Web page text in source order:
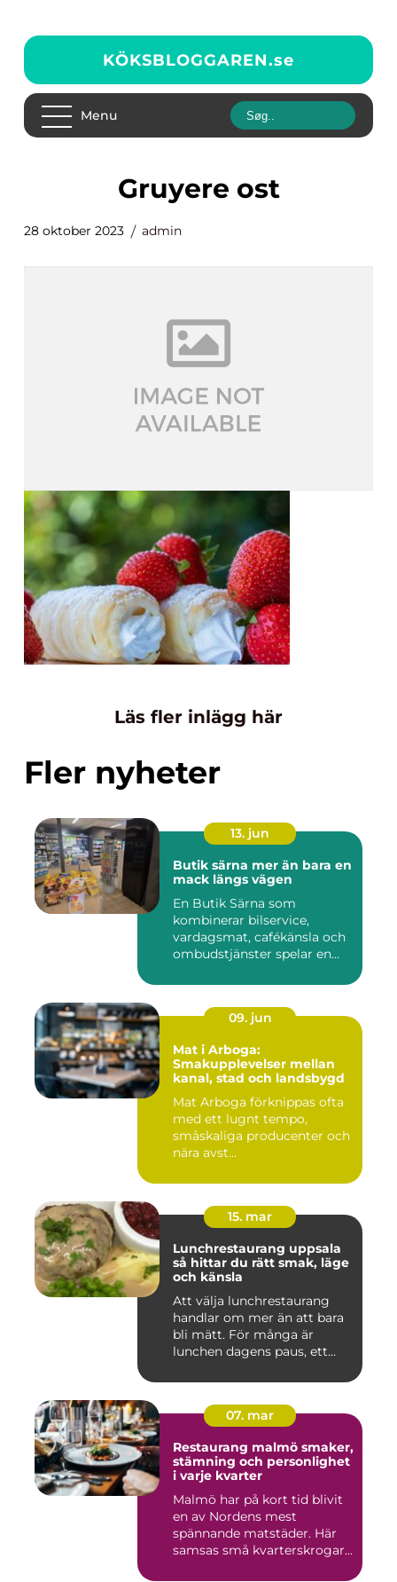
KÖKSBLOGGAREN.se
Menu
gruyere ost
28 oktober 2023 admin
Läs fler inlägg här
Fler nyheter
13. jun
Butik särna mer än bara en
mack längs vägen
En Butik Särna som
kombinerar bilservice,
vardagsmat, cafékänsla och
ombudstjänster spelar en
09. jun
Mat i Arboga:
Smakupplevelser mellan
kanal, stad och landsbygd
Mat Arboga förknippas ofta
med ett lugnt tempo,
småskaliga producenter och
nära avst...
15. mar
Lunchrestaurang uppsala
så hittar du rätt smak, läge
och känsla
Att välja lunchrestaurang
handlar om mer än att bara
bli mätt. För många är
lunchen dagens paus, ett...
07. mar
Restaurang malmö smaker,
stämning och personlighet
i varje kvarter
Malmö har på kort tid blivit
en av Nordens mest
spännande matstäder. Här
samsas små kvarterskrogar